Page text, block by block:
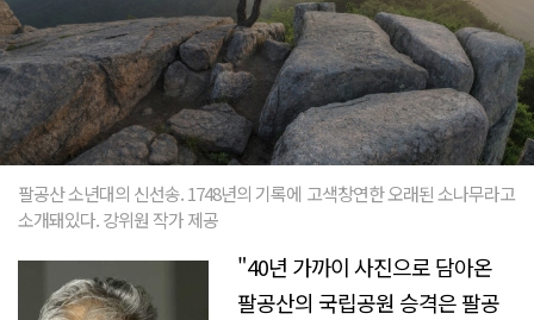
팔공산 소년대의 신선송. 1748년의 기록에 고색창연한 오래된 소나무라고
소개돼있다. 강위원 작가 제공
"40년 가까이 사진으로 담아온
팔공산의 국립공원 승격은 팔공